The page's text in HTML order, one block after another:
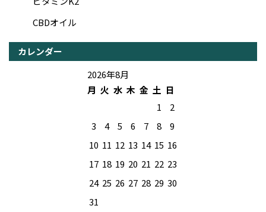
CBDオイル
カレンダー
2026年8月
月 火 水 木 金 土 日
1
2
3
4 5 6 7 8
9
10 11 12 13 14 15 16
17 18 19 20 21 22 23
24 25 26 27 28 29 30
31